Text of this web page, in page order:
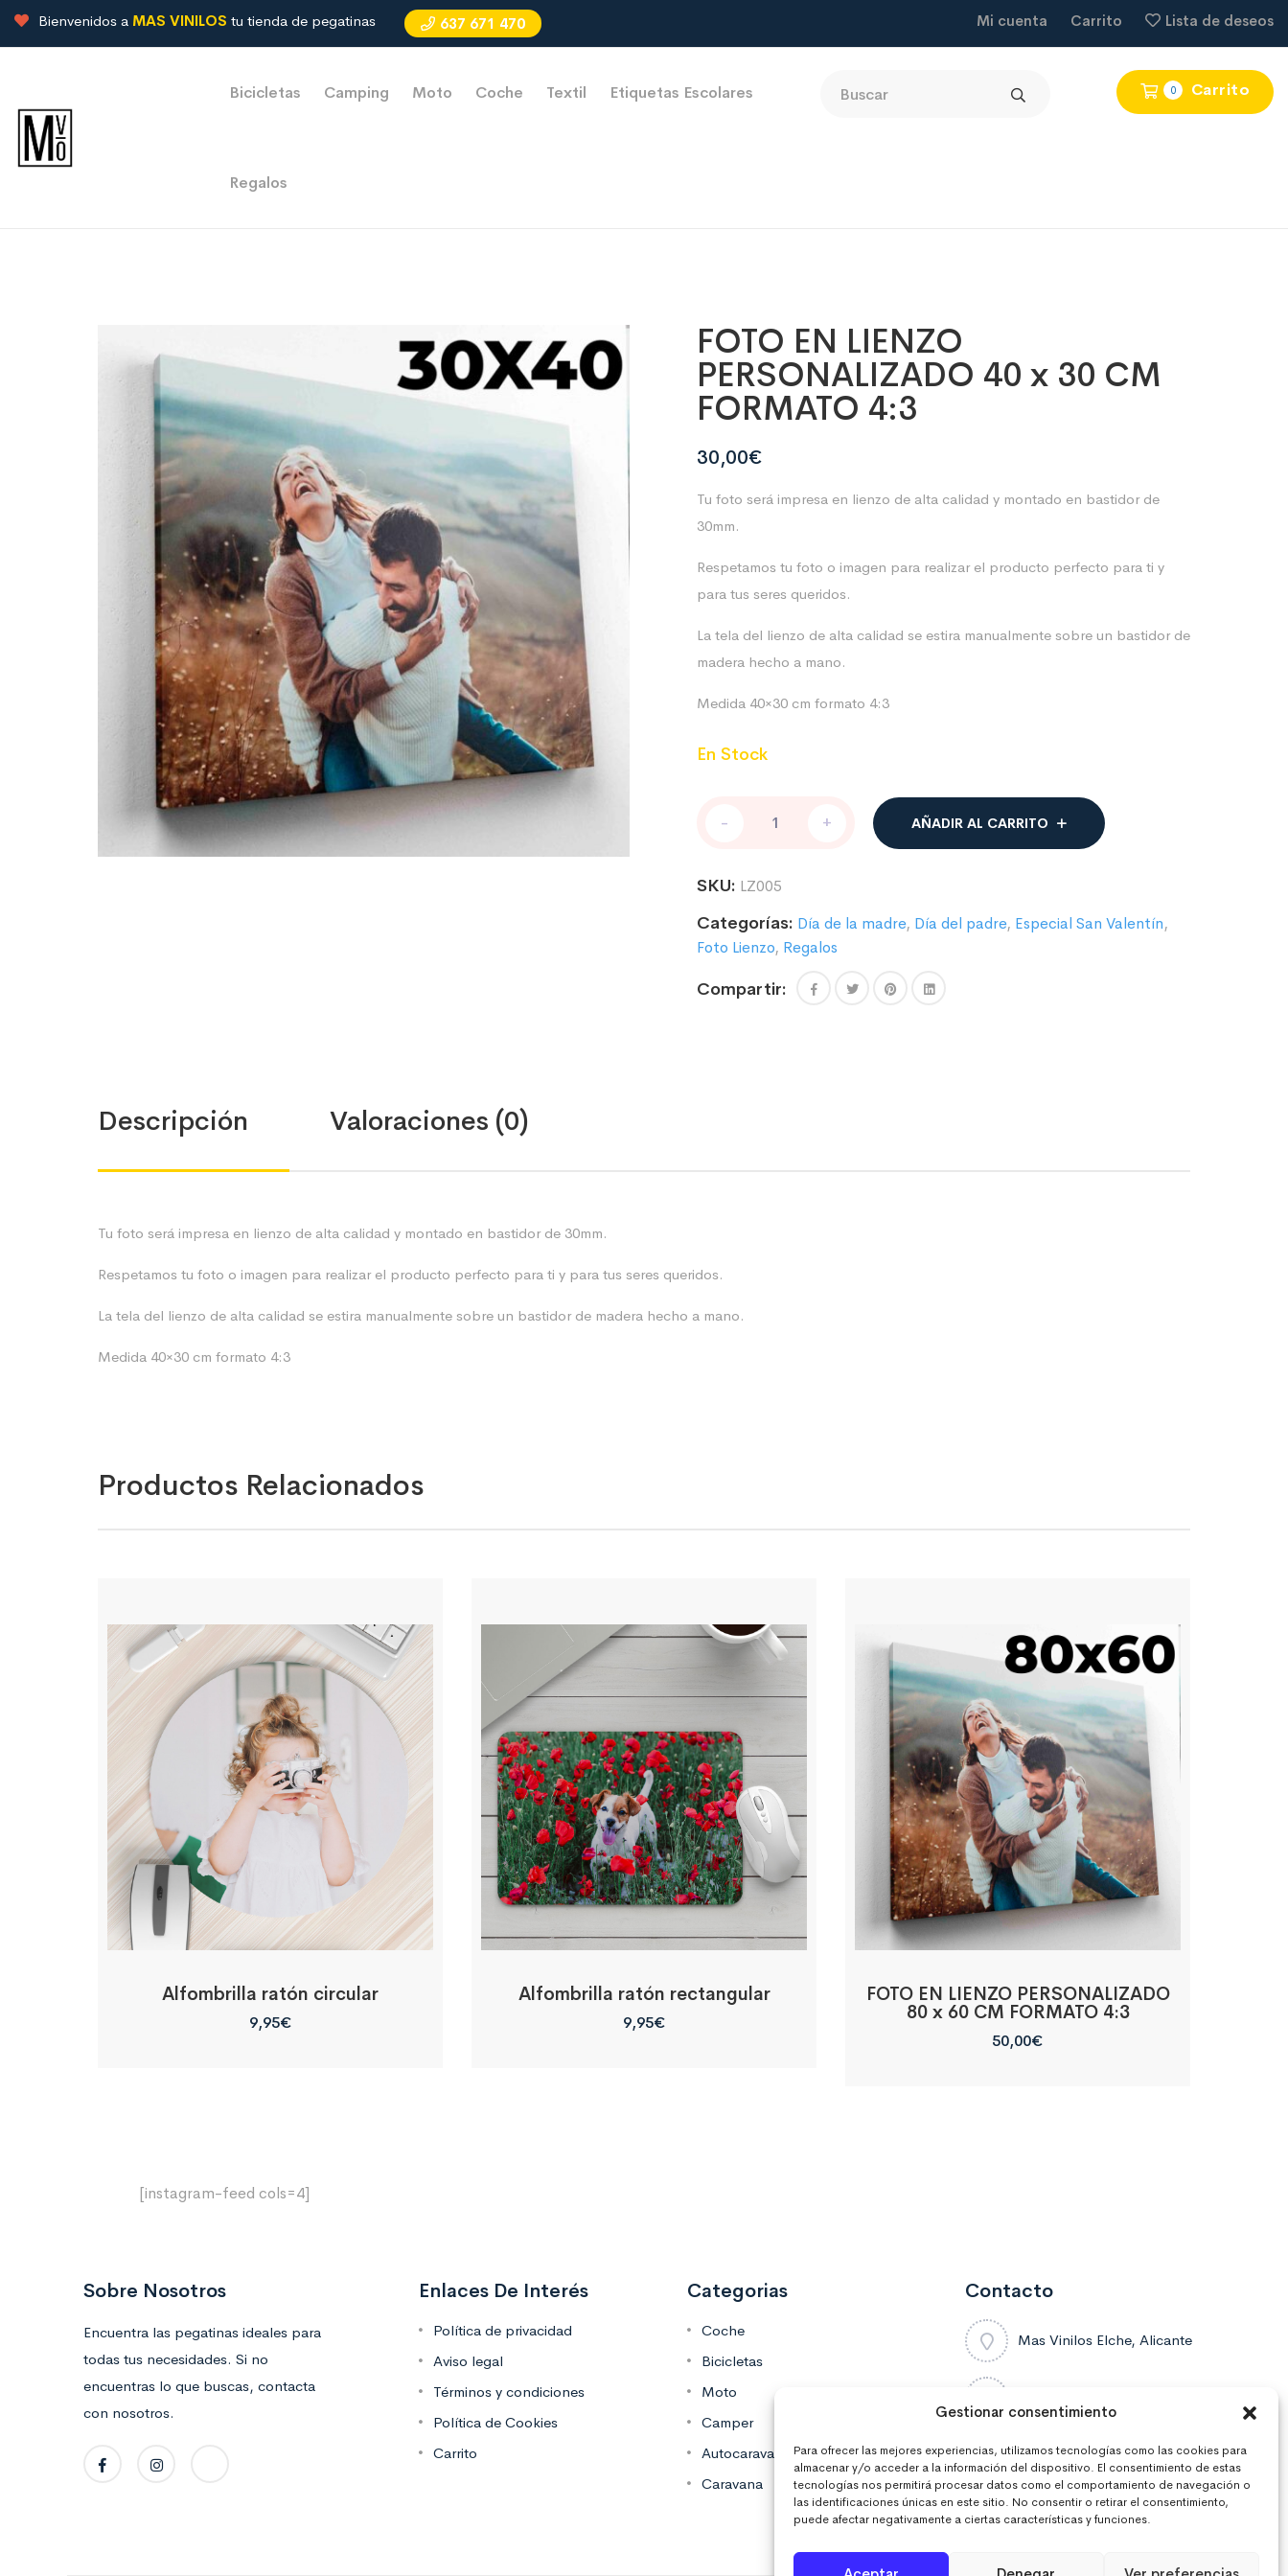
Gestionar consentimiento
Para ofrecer las mejores experiencias, utilizamos tecnologías como las cookies para
almacenar y/o acceder a la información del dispositivo. El consentimiento de estas
tecnologías nos permitirá procesar datos como el comportamiento de navegación o
las identificaciones únicas en este sitio. No consentir o retirar el consentimiento,
puede afectar negativamente a ciertas características y funciones.
Bienvenidos a MAS VINILOS tu tienda de pegatinas 637 671 470 Mi cuenta Carrito Lista de deseos
0 Carrito
Bicicletas Camping Moto Coche Textil Etiquetas Escolares
Regalos
FOTO EN LIENZO
PERSONALIZADO 40 x 30 CM
FORMATO 4:3
30,00€
Tu foto será impresa en lienzo de alta calidad y montado en bastidor de
30mm.
Respetamos tu foto o imagen para realizar el producto perfecto para ti y
para tus seres queridos.
La tela del lienzo de alta calidad se estira manualmente sobre un bastidor de
madera hecho a mano.
Medida 40×30 cm formato 4:3
En Stock
40
30
CM
4:3
- + AÑADIR AL CARRITO
SKU: LZ005
Categorías: Día de la madre, Día del padre, Especial San Valentín,
Foto Lienzo, Regalos
Compartir:
Descripción Valoraciones (0)
Tu foto será impresa en lienzo de alta calidad y montado en bastidor de 30mm.
Respetamos tu foto o imagen para realizar el producto perfecto para ti y para tus seres queridos.
La tela del lienzo de alta calidad se estira manualmente sobre un bastidor de madera hecho a mano.
Medida 40×30 cm formato 4:3
Productos Relacionados
Alfombrilla ratón circular
9,95€
Alfombrilla ratón rectangular
9,95€
FOTO EN LIENZO PERSONALIZADO
80 x 60 CM FORMATO 4:3
50,00€
[instagram-feed cols=4]
Sobre Nosotros
Encuentra las pegatinas ideales para
todas tus necesidades. Si no
encuentras lo que buscas, contacta
con nosotros.
Enlaces De Interés
Política de privacidad
Aviso legal
Términos y condiciones
Política de Cookies
Carrito
Categorias
Coche
Bicicletas
Moto
Camper
Autocaravana
Caravana
Contacto
Mas Vinilos Elche, Alicante
info@masvinilos.es